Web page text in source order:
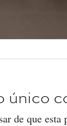
único
de que esta